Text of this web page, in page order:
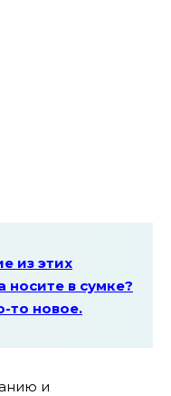
из этих
носите в сумке?
то новое.
и